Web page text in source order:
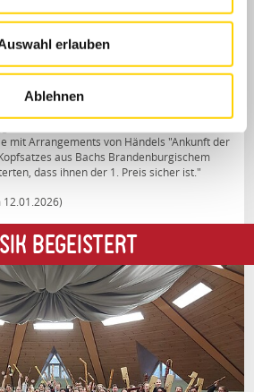
erlauben
Ablehnen
überzeugte das Hauptorchester beim
mit Arrangements von Händels "Ankunft der
aus Bachs Brandenburgischem
dass ihnen der 1. Preis sicher ist."
BEGEISTERT